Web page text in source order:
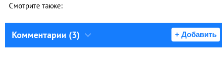
Смотрите также:
Комментарии (3) + Добавить